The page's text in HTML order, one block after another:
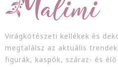
Virágkötészeti kellékek és
megtalálsz az aktuális
figurák, kaspók, száraz- és